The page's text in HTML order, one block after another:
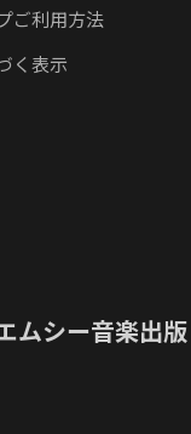
ご利用方法
く表示
ムシー音楽出